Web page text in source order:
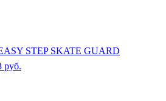
STEP SKATE GUARD
руб.